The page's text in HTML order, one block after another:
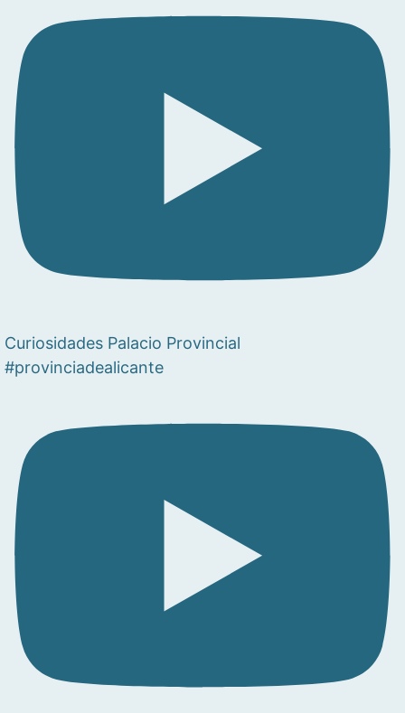
Curiosidades Palacio Provincial
#provinciadealicante